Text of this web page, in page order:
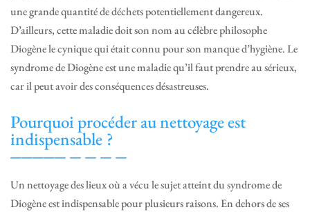
une grande quantité de déchets potentiellement dangereux.
D’ailleurs, cette maladie doit son nom au célèbre philosophe
Diogène le cynique qui était connu pour son manque d’hygiène. Le
syndrome de Diogène est une maladie qu’il faut prendre au sérieux,
car il peut avoir des conséquences désastreuses.
Pourquoi procéder au nettoyage est
indispensable ?
Un nettoyage des lieux où a vécu le sujet atteint du syndrome de
Diogène est indispensable pour plusieurs raisons. En dehors de ses